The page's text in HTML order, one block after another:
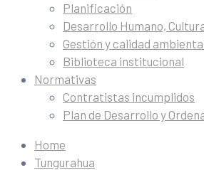
Planificación
Desarrollo Humano,
Gestión y calidad
Biblioteca institucional
Normativas
Contratistas incumplidos
Plan de Desarrollo y
Home
Tungurahua